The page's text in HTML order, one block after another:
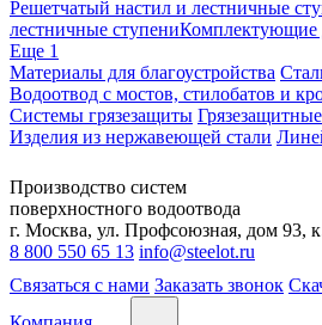
Решетчатый настил и лестничные
лестничные ступениКомплектующие
Еще 1
Материалы для благоустройства
Водоотвод с мостов, стилобатов и
Системы грязезащиты
Изделия из нержавеющей стали
Производство систем
поверхностного водоотвода
г. Москва, ул. Профсоюзная, дом 93,
8 800 550 65 13 info@steelot.ru
Связаться с нами Заказать звонок